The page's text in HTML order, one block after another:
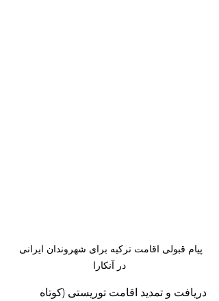
پیام قبولی اقامت ترکیه برای شهروندان ایرانی
در آنکارا
دریافت و تمدید اقامت توریستی (کوتاه